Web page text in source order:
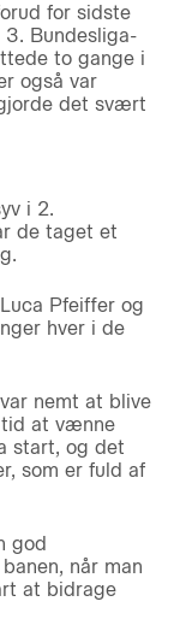
for sidste
Bundesliga-
to gange i
også var
det svært
i 2.
de taget et
Pfeiffer og
hver i de
nemt at blive
at vænne
start, og det
som er fuld af
god
når man
at bidrage